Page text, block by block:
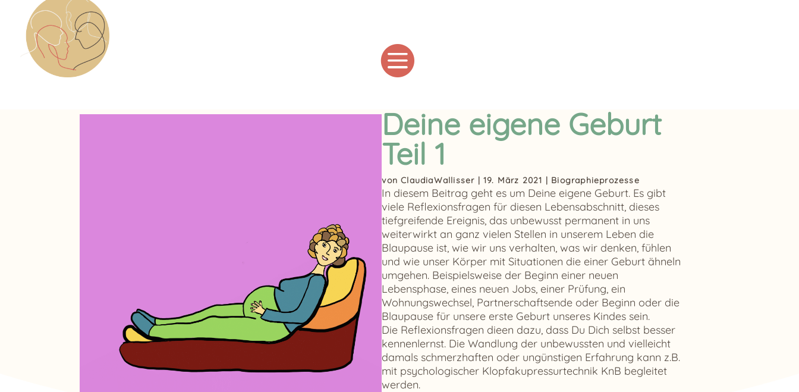

Deine eigene Geburt
Teil 1
vonClaudiaWallisser |19. März 2021 | Biographieprozesse
In diesem Beitrag geht es um Deine eigene Geburt. Es gibt
viele Reflexionsfragen für diesen Lebensabschnitt, dieses
tiefgreifende Ereignis, das unbewusst permanent in uns
weiterwirkt an ganz vielen Stellen in unserem Leben die
Blaupause ist, wie wir uns verhalten, was wir denken, fühlen
und wie unser Körper mit Situationen die einer Geburt ähneln
umgehen. Beispielsweise der Beginn einer neuen
Lebensphase, eines neuen Jobs, einer Prüfung, ein
Wohnungswechsel, Partnerschaftsende oder Beginn oder die
Blaupause für unsere erste Geburt unseres Kindes sein.
Die Reflexionsfragen dieen dazu, dass Du Dich selbst besser
kennenlernst. Die Wandlung der unbewussten und vielleicht
damals schmerzhaften oder ungünstigen Erfahrung kann z.B.
mit psychologischer Klopfakupressurtechnik KnB begleitet
werden.